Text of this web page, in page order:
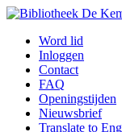
Word lid
Inloggen
Contact
FAQ
Openingstijden
Nieuwsbrief
Translate to